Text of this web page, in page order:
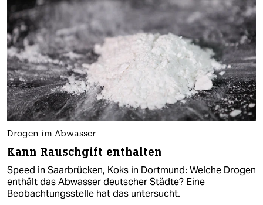
Drogen im Abwasser
Kann Rauschgift enthalten
Speed in Saarbrücken, Koks in Dortmund: Welche Drogen
enthält das Abwasser deutscher Städte? Eine
Beobachtungsstelle hat das untersucht.